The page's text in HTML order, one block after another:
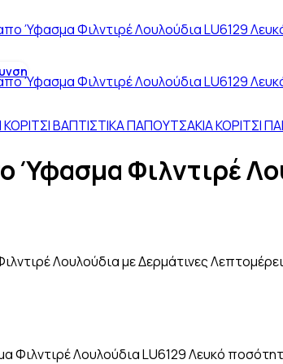
ΚΟΡΙΤΣΙΒΑΠΤΙΣΤΙΚΑ ΠΑΠΟΥΤΣΑΚΙΑ ΚΟΡΙΤΣΙ
Ύφασμα Φιλντιρέ
Λουλούδια με Δερμάτινες
Φιλντιρέ Λουλούδια LU6129 Λευκό